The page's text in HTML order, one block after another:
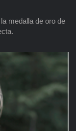
medalla de oro de